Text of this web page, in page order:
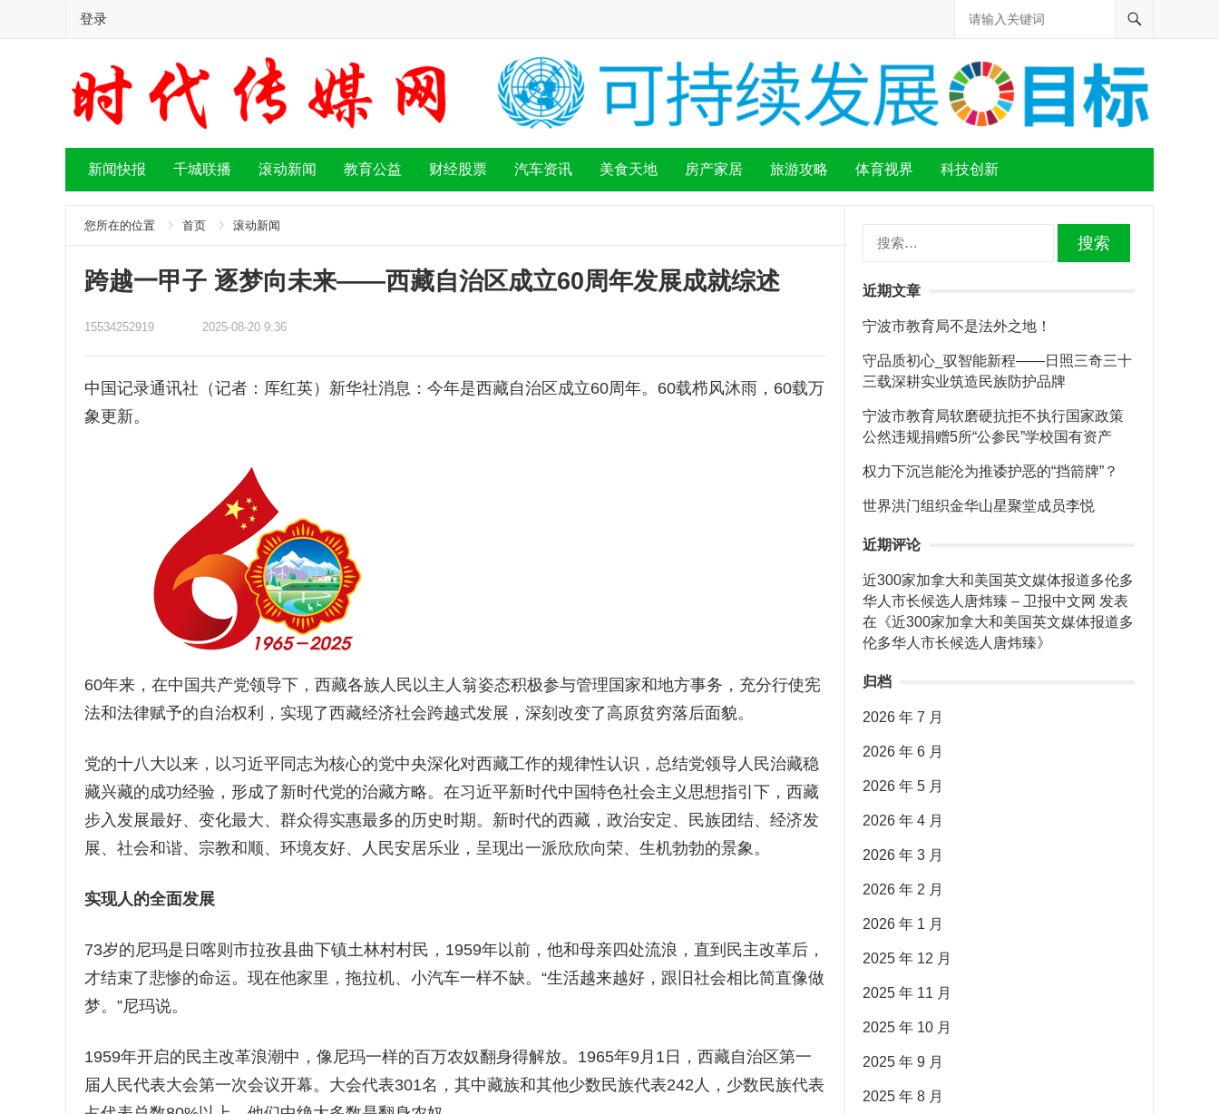
登录
新闻快报 千城联播 滚动新闻 教育公益 财经股票 汽车资讯 美食天地 房产家居 旅游攻略 体育视界 科技创新
您所在的位置 首页 滚动新闻
跨越一甲子 逐梦向未来——西藏自治区成立60周年发展成就综述
15534252919 2025-08-20 9:36
中国记录通讯社（记者：厍红英）新华社消息：今年是西藏自治区成立60周年。60载栉风沐雨，60载万
象更新。
60年来，在中国共产党领导下，西藏各族人民以主人翁姿态积极参与管理国家和地方事务，充分行使宪
法和法律赋予的自治权利，实现了西藏经济社会跨越式发展，深刻改变了高原贫穷落后面貌。
党的十八大以来，以习近平同志为核心的党中央深化对西藏工作的规律性认识，总结党领导人民治藏稳
藏兴藏的成功经验，形成了新时代党的治藏方略。在习近平新时代中国特色社会主义思想指引下，西藏
步入发展最好、变化最大、群众得实惠最多的历史时期。新时代的西藏，政治安定、民族团结、经济发
展、社会和谐、宗教和顺、环境友好、人民安居乐业，呈现出一派欣欣向荣、生机勃勃的景象。
实现人的全面发展
73岁的尼玛是日喀则市拉孜县曲下镇土林村村民，1959年以前，他和母亲四处流浪，直到民主改革后，
才结束了悲惨的命运。现在他家里，拖拉机、小汽车一样不缺。“生活越来越好，跟旧社会相比简直像做
梦。”尼玛说。
1959年开启的民主改革浪潮中，像尼玛一样的百万农奴翻身得解放。1965年9月1日，西藏自治区第一
届人民代表大会第一次会议开幕。大会代表301名，其中藏族和其他少数民族代表242人，少数民族代表
近期文章
宁波市教育局不是法外之地！
守品质初心_驭智能新程——日照三奇三十
三载深耕实业筑造民族防护品牌
宁波市教育局软磨硬抗拒不执行国家政策
公然违规捐赠5所“公参民”学校国有资产
权力下沉岂能沦为推诿护恶的“挡箭牌”？
世界洪门组织金华山星聚堂成员李悦
近期评论
近300家加拿大和美国英文媒体报道多伦多
华人市长候选人唐炜臻 – 卫报中文网 发表
在《近300家加拿大和美国英文媒体报道多
伦多华人市长候选人唐炜臻》
归档
2026 年 7 月
2026 年 6 月
2026 年 5 月
2026 年 4 月
2026 年 3 月
2026 年 2 月
2026 年 1 月
2025 年 12 月
2025 年 11 月
2025 年 10 月
2025 年 9 月
2025 年 8 月